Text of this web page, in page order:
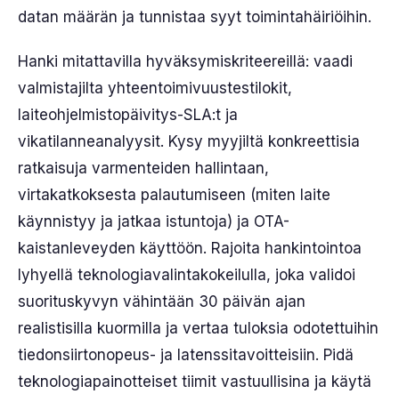
datan määrän ja tunnistaa syyt toimintahäiriöihin.
Hanki mitattavilla hyväksymiskriteereillä: vaadi
valmistajilta yhteentoimivuustestilokit,
laiteohjelmistopäivitys-SLA:t ja
vikatilanneanalyysit. Kysy myyjiltä konkreettisia
ratkaisuja varmenteiden hallintaan,
virtakatkoksesta palautumiseen (miten laite
käynnistyy ja jatkaa istuntoja) ja OTA-
kaistanleveyden käyttöön. Rajoita hankintointoa
lyhyellä teknologiavalintakokeilulla, joka validoi
suorituskyvyn vähintään 30 päivän ajan
realistisilla kuormilla ja vertaa tuloksia odotettuihin
tiedonsiirtonopeus- ja latenssitavoitteisiin. Pidä
teknologiapainotteiset tiimit vastuullisina ja käytä